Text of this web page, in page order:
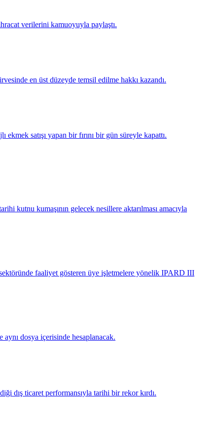
verilerini kamuoyuyla paylaştı.
en üst düzeyde temsil edilme hakkı kazandı.
satışı yapan bir fırını bir gün süreyle kapattı.
kutnu kumaşının gelecek nesillere aktarılması amacıyla
faaliyet gösteren üye işletmelere yönelik IPARD III
aynı dosya içerisinde hesaplanacak.
dış ticaret performansıyla tarihi bir rekor kırdı.